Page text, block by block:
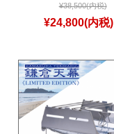
¥38,500(内税)
¥24,800(内税)